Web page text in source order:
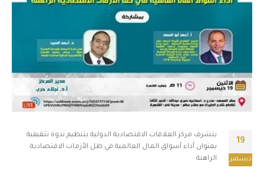
19
ديسمبر
يتشرف مركز العلاقات الاقتصادية الدولية بتنظيم ندوة تثقيفية
بعنوان أداء أسواق المال العالمية في ظل الأزمات الاقتصادية
الراهنة